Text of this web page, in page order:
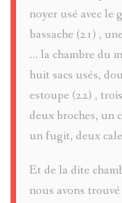
noyer usé avec le
bassache (21) ,
... la chambre du
huit sacs usés,
estoupe (22) ,
deux broches, un
un fugit, deux
Et de la dite
nous avons